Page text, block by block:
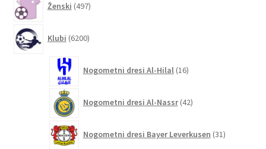
Ženski 497izdelkov
Klubi 6200izdelkov
Nogometni dresi Al-Hilal 16izdelkov
Nogometni dresi Al-Nassr 42izdelkov
Nogometni dresi Bayer Leverkusen 31izdelkov